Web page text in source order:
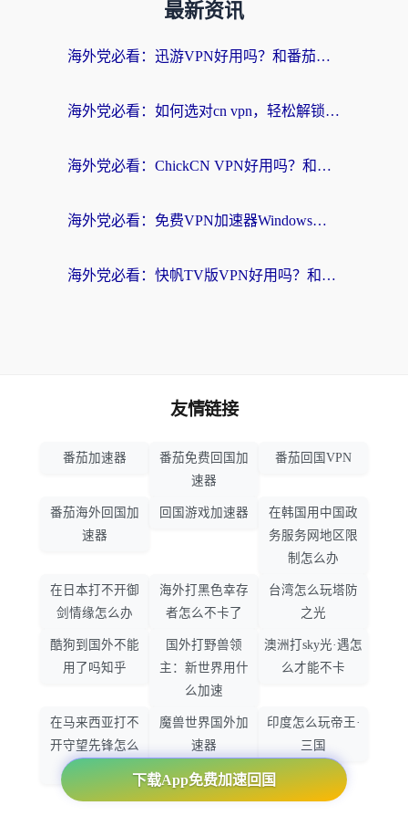
最新资讯
海外党必看：迅游VPN好用吗？和番茄加速器VPN对比哪个回国效果更好？
海外党必看：如何选对cn vpn，轻松解锁国内影音游戏？
海外党必看：ChickCN VPN好用吗？和星河VPN对比哪个回国效果更好？附真实体验+避坑指南
海外党必看：免费VPN加速器Windows版怎么选？附真实测评与无缝访问国内资源指南
海外党必看：快帆TV版VPN好用吗？和hi龟龟VPN对比哪个回国效果更好？附免费加速器选择指南
下载App免费加速回国
友情链接
番茄加速器
番茄免费回国加
速器
番茄回国VPN
番茄海外回国加
速器
回国游戏加速器
在韩国用中国政
务服务网地区限
制怎么办
在日本打不开御
剑情缘怎么办
海外打黑色幸存
者怎么不卡了
台湾怎么玩塔防
之光
酷狗到国外不能
用了吗知乎
国外打野兽领
主：新世界用什
么加速
澳洲打sky光·遇怎
么才能不卡
在马来西亚打不
开守望先锋怎么
魔兽世界国外加
速器
印度怎么玩帝王·
三国